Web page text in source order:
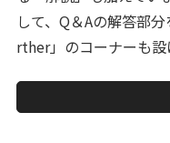
して、Q＆Aの解答部
rther」のコーナーも設